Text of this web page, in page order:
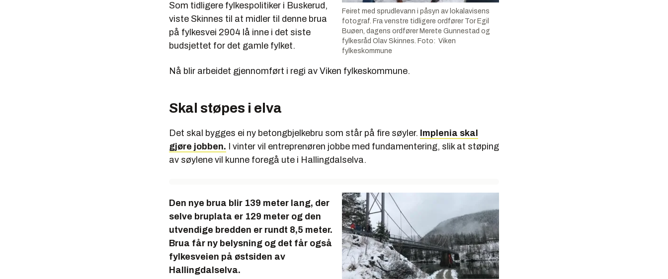
Feiret med sprudlevann i påsyn av lokalavisens
fotograf. Fra venstre tidligere ordfører Tor Egil
Buøen, dagens ordfører Merete Gunnestad og
fylkesråd Olav Skinnes. Foto: Viken
fylkeskommune
Som tidligere fylkespolitiker i Buskerud,
viste Skinnes til at midler til denne brua
på fylkesvei 2904 lå inne i det siste
budsjettet for det gamle fylket.
Nå blir arbeidet gjennomført i regi av Viken fylkeskommune.
Skal støpes i elva
Det skal bygges ei ny betongbjelkebru som står på fire søyler. Implenia skal
gjøre jobben. I vinter vil entreprenøren jobbe med fundamentering, slik at støping
av søylene vil kunne foregå ute i Hallingdalselva.
Den nye brua blir 139 meter lang, der
selve bruplata er 129 meter og den
utvendige bredden er rundt 8,5 meter.
Brua får ny belysning og det får også
fylkesveien på østsiden av
Hallingdalselva.